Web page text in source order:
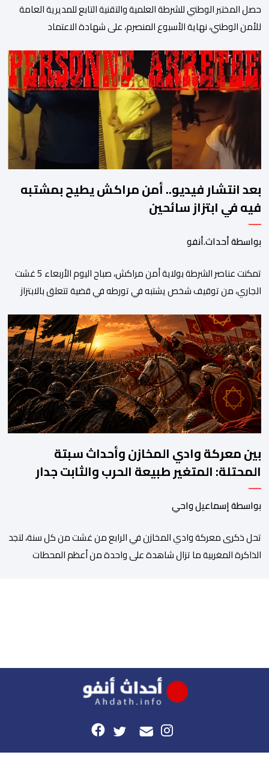
حصل المختبر الوطني للشرطة العلمية والتقنية التابع للمديرية العامة
للأمن الوطني، نهاية الأسبوع المنصرم، على شهادة الاعتماد
مختلف التخصصات والخبرات الشرعية، بما فيها فروع البيولوجيا والكيمياء،
وتدقيق وفحص الوثائق، والحرائق والمتفجرات، وكذا الآثار الرقمية
والمخدرات والمواد السمومية.وكانت المنظمة الأمريكية للاعتماد
والتقييس ″The ANSI National Accreditation Board″، المختصة […]
بعد انتشار فيديو.. أمن مراكش يطيح بمشتبه
فيه في ابتزاز سائحين
بواسطة أحداث.أنفو
تمكنت عناصر الشرطة بولاية أمن مراكش، صباح اليوم الأربعاء 5 غشت
الجاري، من توقيف شخص يشتبه في تورطه في قضية تتعلق بالابتزاز
سائحين أجنبيين للابتزاز بالمدينة العتيقة بمراكش، وطالبهما بمبلغ مالي
غير مستحق بدعوى ممارسة نشاط مرتبط بالإرشاد السياحي بدون
رخصة، وهي الأفعال الإجرامية التي […]
بين معركة وادي المخازن وأحداث سبتة
المحتلة: المتغير طبيعة الحرب والثابت جدار
الصد الوطني
بواسطة إسماعيل واحي
تحل ذكرى معركة وادي المخازن في الرابع من غشت من كل سنة، لتجد
الذاكرة المغربية ما تزال شاهدة على واحدة من أعظم المحطات